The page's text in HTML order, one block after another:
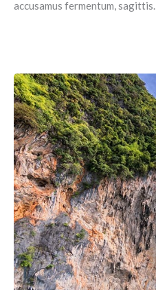
accusamus fermentum, sagittis.